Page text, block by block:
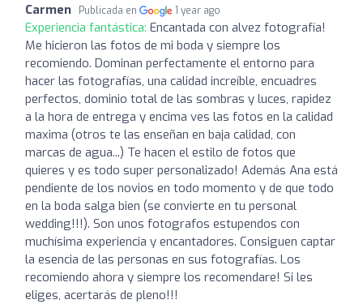
Carmen Publicada en 1 year ago
Experiencia fantástica: Encantada con alvez fotografía!
Me hicieron las fotos de mi boda y siempre los
recomiendo. Dominan perfectamente el entorno para
hacer las fotografías, una calidad increíble, encuadres
perfectos, dominio total de las sombras y luces, rapidez
a la hora de entrega y encima ves las fotos en la calidad
maxima (otros te las enseñan en baja calidad, con
marcas de agua...) Te hacen el estilo de fotos que
quieres y es todo super personalizado! Además Ana está
pendiente de los novios en todo momento y de que todo
en la boda salga bien (se convierte en tu personal
wedding!!!). Son unos fotografos estupendos con
muchísima experiencia y encantadores. Consiguen captar
la esencia de las personas en sus fotografías. Los
recomiendo ahora y siempre los recomendare! Si les
eliges, acertarás de pleno!!!